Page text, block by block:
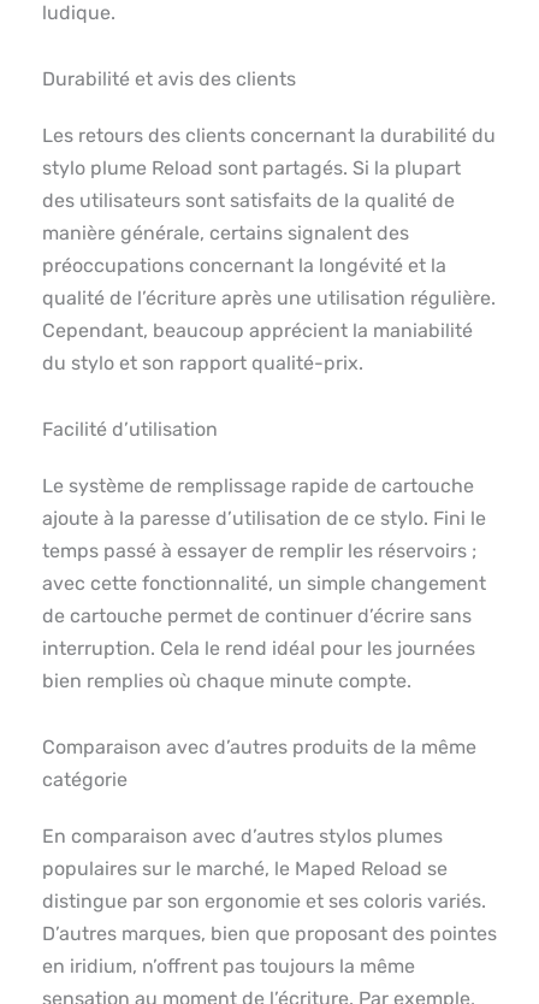
ludique.
Durabilité et avis des clients
Les retours des clients concernant la durabilité du
stylo plume Reload sont partagés. Si la plupart
des utilisateurs sont satisfaits de la qualité de
manière générale, certains signalent des
préoccupations concernant la longévité et la
qualité de l’écriture après une utilisation régulière.
Cependant, beaucoup apprécient la maniabilité
du stylo et son rapport qualité-prix.
Facilité d’utilisation
Le système de remplissage rapide de cartouche
ajoute à la paresse d’utilisation de ce stylo. Fini le
temps passé à essayer de remplir les réservoirs ;
avec cette fonctionnalité, un simple changement
de cartouche permet de continuer d’écrire sans
interruption. Cela le rend idéal pour les journées
bien remplies où chaque minute compte.
Comparaison avec d’autres produits de la même
catégorie
En comparaison avec d’autres stylos plumes
populaires sur le marché, le Maped Reload se
distingue par son ergonomie et ses coloris variés.
D’autres marques, bien que proposant des pointes
en iridium, n’offrent pas toujours la même
sensation au moment de l’écriture. Par exemple,